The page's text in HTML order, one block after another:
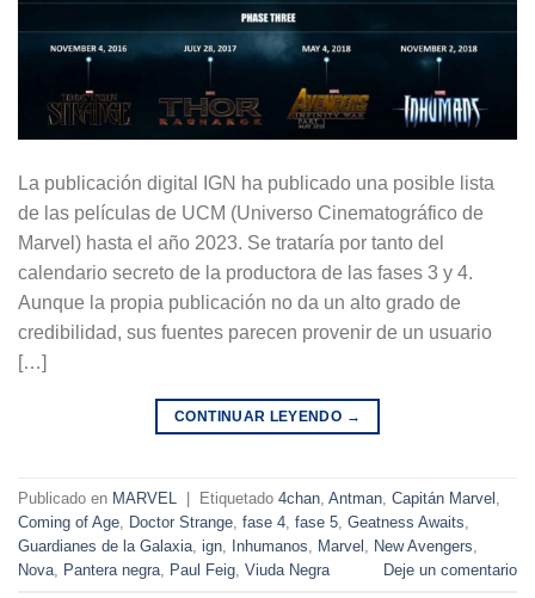
La publicación digital IGN ha publicado una posible lista
de las películas de UCM (Universo Cinematográfico de
Marvel) hasta el año 2023. Se trataría por tanto del
calendario secreto de la productora de las fases 3 y 4.
Aunque la propia publicación no da un alto grado de
credibilidad, sus fuentes parecen provenir de un usuario
[…]
CONTINUAR LEYENDO →
Publicado en MARVEL | Etiquetado 4chan Antman Capitán Marvel
Coming of Age Doctor Strange fase 4 fase 5 Geatness Awaits
Guardianes de la Galaxia ign Inhumanos Marvel New Avengers
Nova Pantera negra Paul Feig Viuda Negra Deje un comentario